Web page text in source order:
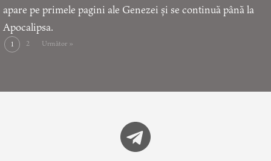
apare pe primele pagini ale Genezei și se continuă până la
Apocalipsa.
1 2 Următor »